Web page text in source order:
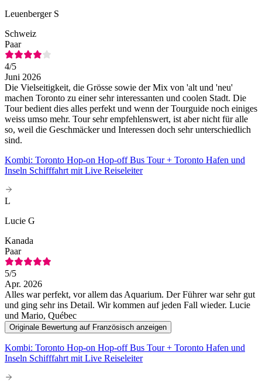
Leuenberger S
Schweiz
Paar
4/5
Juni 2026
Die Vielseitigkeit, die Grösse sowie der Mix von 'alt und 'neu'
machen Toronto zu einer sehr interessanten und coolen Stadt. Die
Tour bedient dies alles perfekt und wenn der Tourguide noch einiges
weiss umso mehr. Tour sehr empfehlenswert, ist aber nicht für alle
so, weil die Geschmäcker und Interessen doch sehr unterschiedlich
sind.
Kombi: Toronto Hop-on Hop-off Bus Tour + Toronto Hafen und
Inseln Schifffahrt mit Live Reiseleiter
L
Lucie G
Kanada
Paar
5/5
Apr. 2026
Alles war perfekt, vor allem das Aquarium. Der Führer war sehr gut
und ging sehr ins Detail. Wir kommen auf jeden Fall wieder. Lucie
und Mario, Québec
Originale Bewertung auf Französisch anzeigen
Kombi: Toronto Hop-on Hop-off Bus Tour + Toronto Hafen und
Inseln Schifffahrt mit Live Reiseleiter